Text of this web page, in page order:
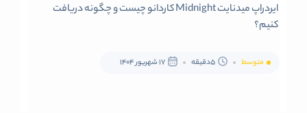
ایردراپ میدنایت Midnight کاردانو چیست و چگونه دریافت
کنیم؟
متوسط 5دقیقه 17 شهریور 1404